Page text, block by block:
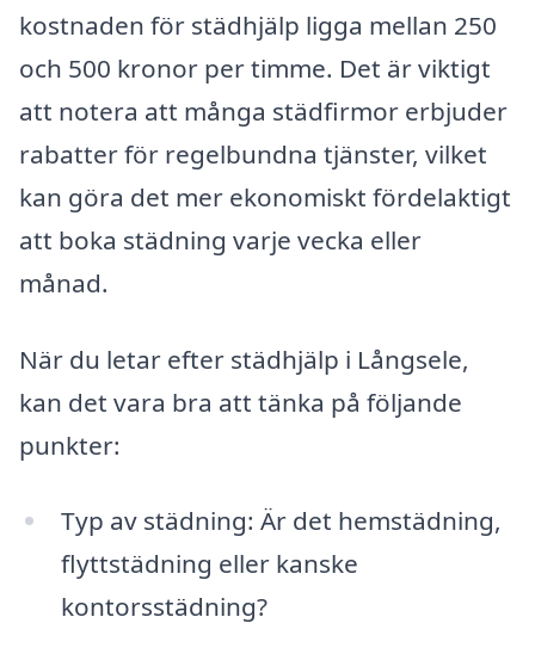
kostnaden för städhjälp ligga mellan 250
och 500 kronor per timme. Det är viktigt
att notera att många städfirmor erbjuder
rabatter för regelbundna tjänster, vilket
kan göra det mer ekonomiskt fördelaktigt
att boka städning varje vecka eller
månad.
När du letar efter städhjälp i Långsele,
kan det vara bra att tänka på följande
punkter:
Typ av städning: Är det hemstädning,
flyttstädning eller kanske
kontorsstädning?